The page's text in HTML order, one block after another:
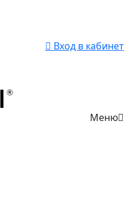
Вход в кабинет
Меню